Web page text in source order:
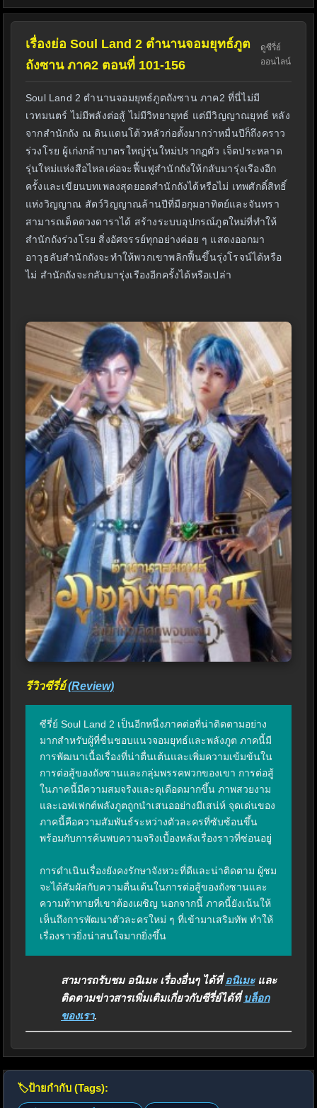
เรื่องย่อ Soul Land 2 ตำนานจอมยุทธ์ภูต
ถังซาน ภาค2 ตอนที่ 101-156
ดูซีรี่ย์
ออนไลน์
Soul Land 2 ตำนานจอมยุทธ์ภูตถังซาน ภาค2 ที่นี่ไม่มี
เวทมนตร์ ไม่มีพลังต่อสู้ ไม่มีวิทยายุทธ์ แต่มีวิญญาณยุทธ์ หลัง
จากสำนักถัง ณ ดินแดนโต้วหลัวก่อตั้งมากว่าหมื่นปีก็ถึงคราว
ร่วงโรย ผู้เก่งกล้าบาตรใหญ่รุ่นใหม่ปรากฏตัว เจ็ดประหลาด
รุ่นใหม่แห่งสือไหลเค่อจะฟื้นฟูสำนักถังให้กลับมารุ่งเรืองอีก
ครั้งและเขียนบทเพลงสุดยอดสำนักถังได้หรือไม่ เทพศักดิ์สิทธิ์
แห่งวิญญาณ สัตว์วิญญาณล้านปีที่มือกุมอาทิตย์และจันทรา
สามารถเด็ดดวงดาราได้ สร้างระบบอุปกรณ์ภูตใหม่ที่ทำให้
สำนักถังร่วงโรย สิ่งอัศจรรย์ทุกอย่างค่อย ๆ แสดงออกมา
อาวุธลับสำนักถังจะทำให้พวกเขาพลิกฟื้นขึ้นรุ่งโรจน์ได้หรือ
ไม่ สำนักถังจะกลับมารุ่งเรืองอีกครั้งได้หรือเปล่า
รีวิวซีรี่ย์(Review)
ซีรี่ย์ Soul Land 2 เป็นอีกหนึ่งภาคต่อที่น่าติดตามอย่าง
มากสำหรับผู้ที่ชื่นชอบแนวจอมยุทธ์และพลังภูต ภาคนี้มี
การพัฒนาเนื้อเรื่องที่น่าตื่นเต้นและเพิ่มความเข้มข้นใน
การต่อสู้ของถังซานและกลุ่มพรรคพวกของเขา การต่อสู้
ในภาคนี้มีความสมจริงและดุเดือดมากขึ้น ภาพสวยงาม
และเอฟเฟกต์พลังภูตถูกนำเสนออย่างมีเสน่ห์ จุดเด่นของ
ภาคนี้คือความสัมพันธ์ระหว่างตัวละครที่ซับซ้อนขึ้น
พร้อมกับการค้นพบความจริงเบื้องหลังเรื่องราวที่ซ่อนอยู่
การดำเนินเรื่องยังคงรักษาจังหวะที่ดีและน่าติดตาม ผู้ชม
จะได้สัมผัสกับความตื่นเต้นในการต่อสู้ของถังซานและ
ความท้าทายที่เขาต้องเผชิญ นอกจากนี้ ภาคนี้ยังเน้นให้
เห็นถึงการพัฒนาตัวละครใหม่ ๆ ที่เข้ามาเสริมทัพ ทำให้
เรื่องราวยิ่งน่าสนใจมากยิ่งขึ้น
สามารถรับชม อนิเมะ เรื่องอื่นๆ ได้ที่ อนิเมะและ
ติดตามข่าวสารเพิ่มเติมเกี่ยวกับซีรี่ย์ได้ที่ บล็อก
ของเรา.
🏷️ป้ายกำกับ (Tags):